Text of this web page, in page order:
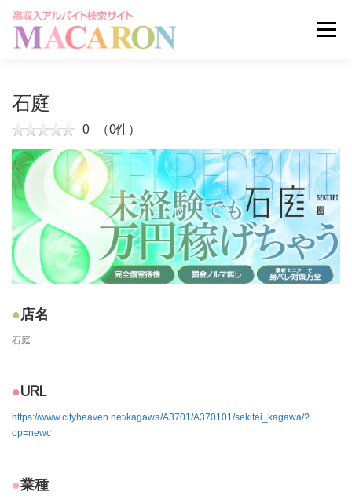
メニュー
掲載申し込みはこちら
石庭
0 （0件）
店名
石庭
URL
https://www.cityheaven.net/kagawa/A3701/A370101/sekitei_kagawa/?
op=newc
業種